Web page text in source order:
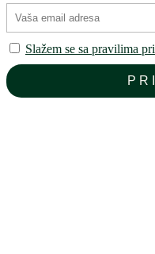
Slažem se sa pravilima